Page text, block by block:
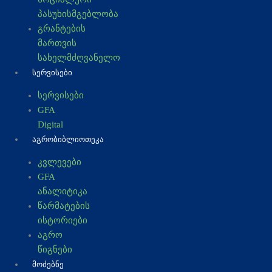
პასუხისმგებლობა
გრანტების
მართვის
სახელმძღვანელო
ᲡᲔᲠᲕᲘᲡᲔᲑᲘ
სერვისები
GFA
Digital
ᲐᲒᲠᲝᲑᲘᲑᲚᲘᲝᲗᲔᲙᲐ
კვლევები
GFA
ანალიტიკა
წარმატების
ისტორიები
აგრო
წიგნები
ᲛᲝᲫᲔᲑᲜᲔ